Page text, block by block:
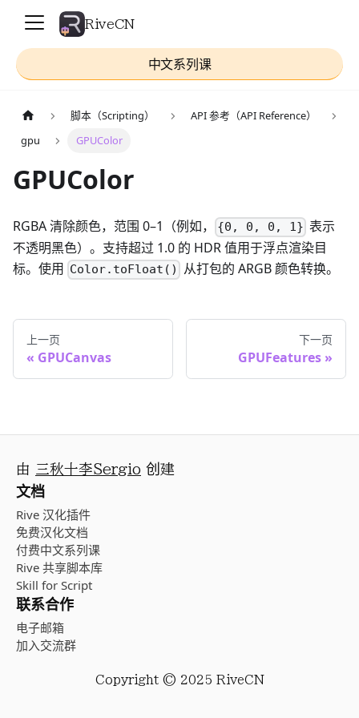
RiveCN
中文系列课
脚本（Scripting）
API 参考（API Reference）
gpu
GPUColor
GPUColor
RGBA 清除颜色，范围 0–1（例如， {0, 0, 0, 1} 表示
不透明黑色）。支持超过 1.0 的 HDR 值用于浮点渲染目
标。使用 Color.toFloat() 从打包的 ARGB 颜色转换。
上一页
GPUCanvas
下一页
GPUFeatures
由 三秋十李Sergio 创建
文档
Rive 汉化插件
免费汉化文档
付费中文系列课
Rive 共享脚本库
Skill for Script
联系合作
电子邮箱
加入交流群
Copyright © 2025 RiveCN